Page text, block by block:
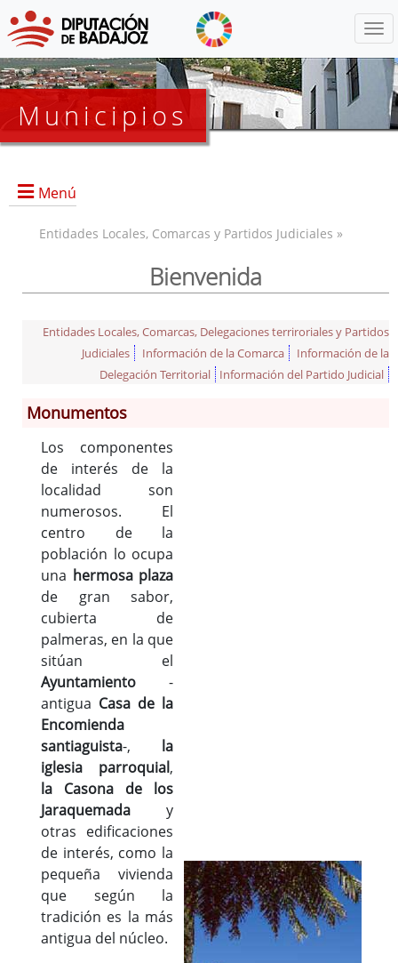
Municipios
Menú
Información General
Historia
Monumentos
Gastronomía
Fiestas
Turismo
Población
Archivo Municipal
Corporación
Correo-e gratis
Códigos para FACe
Entidades Locales, Comarcas y Partidos Judiciales »
Bienvenida
Entidades Locales, Comarcas, Delegaciones terriroriales y Partidos
Judiciales
Información de la Comarca
Información de la
Delegación Territorial
Información del Partido Judicial
Monumentos
Los componentes
de interés de la
localidad son
numerosos. El
centro de la
población lo ocupa
una hermosa plaza
de gran sabor,
cubierta de
palmeras, en la que
sitúan el
Ayuntamiento -
antigua Casa de la
Encomienda
santiaguista-, la
iglesia parroquial,
la Casona de los
Jaraquemada y
otras edificaciones
de interés, como la
pequeña vivienda
que según la
tradición es la más
antigua del núcleo.